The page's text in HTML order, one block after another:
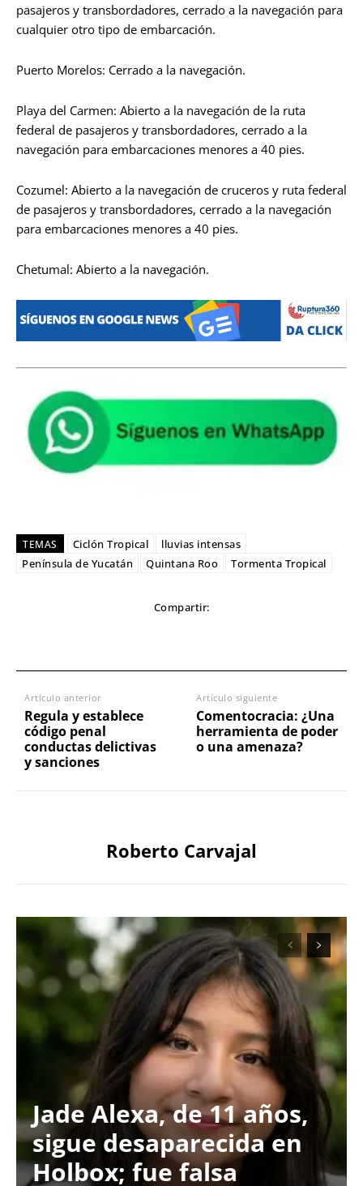
pasajeros y transbordadores, cerrado a la navegación para
cualquier otro tipo de embarcación.
Puerto Morelos: Cerrado a la navegación.
Playa del Carmen: Abierto a la navegación de la ruta
federal de pasajeros y transbordadores, cerrado a la
navegación para embarcaciones menores a 40 pies.
Cozumel: Abierto a la navegación de cruceros y ruta federal
de pasajeros y transbordadores, cerrado a la navegación
para embarcaciones menores a 40 pies.
Chetumal: Abierto a la navegación.
TEMAS Ciclón Tropical
lluvias intensas
Península de Yucatán
Quintana Roo Tormenta Tropical
Compartir:
Artículo anterior
Regula y establece
código penal
conductas delictivas
y sanciones
Artículo siguiente
Comentocracia: ¿Una
herramienta de poder
o una amenaza?
Roberto Carvajal
Jade Alexa, de 11 años,
sigue desaparecida en
Holbox; fue falsa